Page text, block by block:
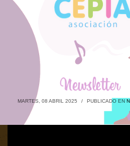
MARTES, 08 ABRIL 2025 / PUBLICADO EN